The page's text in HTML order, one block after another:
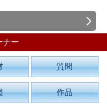
ナー
質問
作品